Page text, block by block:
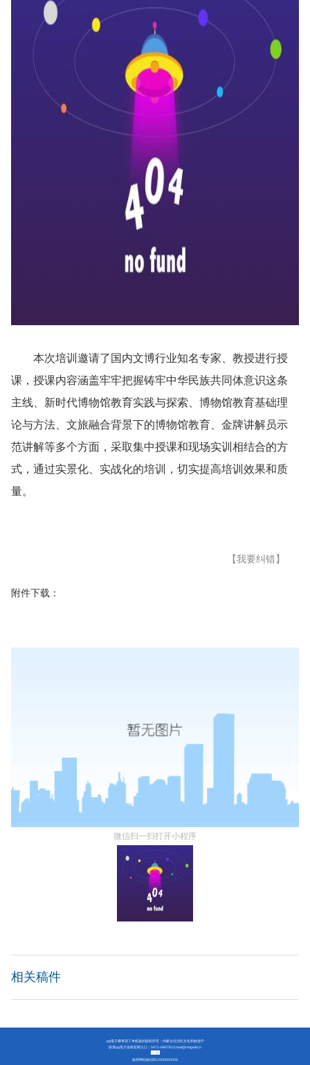
本次培训邀请了国内文博行业知名专家、教授进行授
课，授课内容涵盖牢牢把握铸牢中华民族共同体意识这条
主线、新时代博物馆教育实践与探索、博物馆教育基础理
论与方法、文旅融合背景下的博物馆教育、金牌讲解员示
范讲解等多个方面，采取集中授课和现场实训相结合的方
式，通过实景化、实战化的培训，切实提高培训效果和质
量。
【我要纠错】
附件下载：
微信扫一扫打开小程序
相关稿件
pg电子麻将胡了单机版的版权所有：内蒙古自治区文化和旅游厅
联系pg电子游戏官网入口：0471-6967812;mail@nmgwlt.cn
政府网站标识码:1500000058